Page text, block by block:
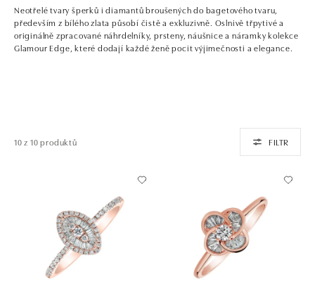
Neotřelé tvary šperků i diamantů broušených do bagetového tvaru,
především z bílého zlata působí čistě a exkluzivně. Oslnivě třpytivé a
originálně zpracované náhrdelníky, prsteny, náušnice a náramky kolekce
Glamour Edge, které dodají každé ženě pocit výjimečnosti a elegance.
10 z 10 produktů FILTR